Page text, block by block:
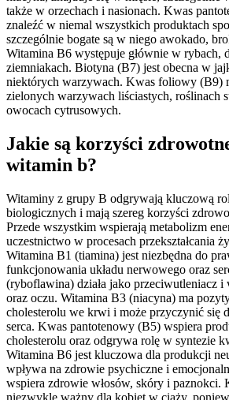
także w orzechach i nasionach. Kwas
znaleźć w niemal wszystkich produktach
szczególnie bogate są w niego awokado,
Witamina B6 występuje głównie w rybach,
ziemniakach. Biotyna (B7) jest obecna w
niektórych warzywach. Kwas foliowy (B9)
zielonych warzywach liściastych, roślinach
owocach cytrusowych.
Jakie są korzyści
witamin b?
Witaminy z grupy B odgrywają kluczową
biologicznych i mają szereg korzyści
Przede wszystkim wspierają metabolizm
uczestnictwo w procesach przekształcania
Witamina B1 (tiamina) jest niezbędna do
funkcjonowania układu nerwowego oraz
(ryboflawina) działa jako przeciwutleniacz i
oraz oczu. Witamina B3 (niacyna) ma
cholesterolu we krwi i może przyczynić się
serca. Kwas pantotenowy (B5) wspiera
cholesterolu oraz odgrywa rolę w syntezie
Witamina B6 jest kluczowa dla produkcji
wpływa na zdrowie psychiczne i
wspiera zdrowie włosów, skóry i
niezwykle ważny dla kobiet w ciąży,